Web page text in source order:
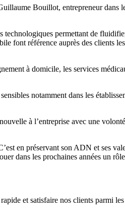
Bouillot, entrepreneur dans
technologiques permettant de
font référence auprès des clients
à domicile, les services
notamment dans les
à l’entreprise avec une
en préservant son ADN et ses
dans les prochaines années un
et satisfaire nos clients parmi